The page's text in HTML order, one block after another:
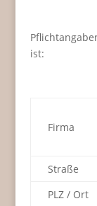
ist:
Firma
Straße
PLZ / Ort